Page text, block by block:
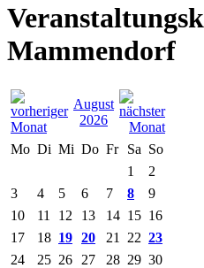
Mammendorf
August
2026
Mo Di Mi Do Fr Sa So
1
2
3
4 5 6 7 8
9
10
11 12 13 14 15 16
17
18 19 20 21 22 23
24
25 26 27 28 29 30